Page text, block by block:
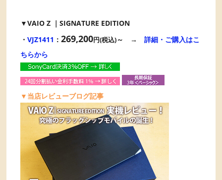
▼VAIO Z ｜SIGNATURE EDITION
・VJZ1411 ：269,200円(税込)～ →詳細・ご購入はこ
ちらから
▼当店レビューブログ記事